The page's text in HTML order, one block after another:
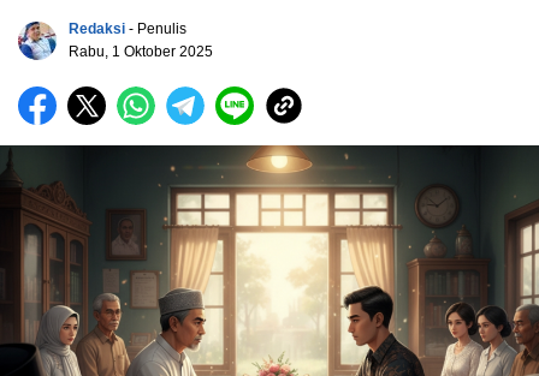
Redaksi - Penulis
Rabu, 1 Oktober 2025